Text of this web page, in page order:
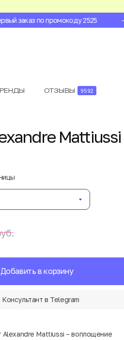
заказ по промокоду 2525 -
ОТЗЫВЫ 9592
Mattiussi
Добавить в корзину
Консультант в Telegram
Mattiussi – воплощение